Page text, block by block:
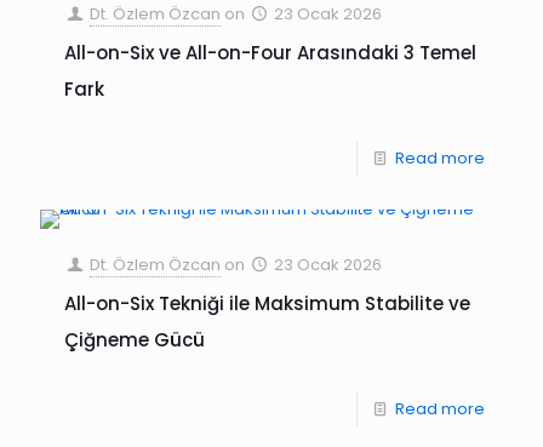
Dt. Özlem Özcan on 23 Ocak 2026
All-on-Six ve All-on-Four Arasındaki 3 Temel
Fark
Read more
Dt. Özlem Özcan on 23 Ocak 2026
All-on-Six Tekniği ile Maksimum Stabilite ve
Çiğneme Gücü
Read more